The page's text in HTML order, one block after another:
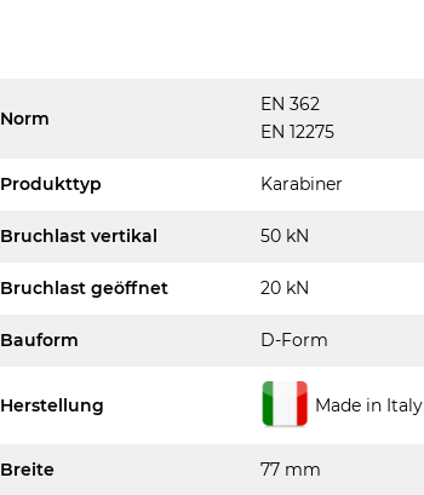
Norm
EN 362
EN 12275
Produkttyp Karabiner
Bruchlast vertikal 50 kN
Bruchlast geöffnet 20 kN
Bauform D-Form
Herstellung Made in Italy
Breite 77 mm